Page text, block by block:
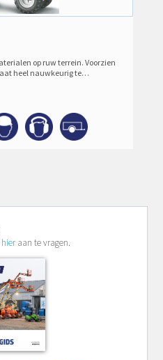
op ruw terrein. Voorzien
heel nauwkeurig te…
hier aan te vragen.